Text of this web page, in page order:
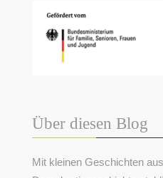
Über diesen Blog
Mit kleinen Geschichten